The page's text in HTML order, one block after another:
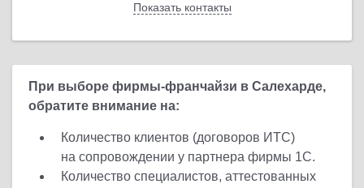
Показать контакты
Назад
При выборе фирмы-франчайзи в Салехарде,
обратите внимание на:
Количество клиентов (договоров ИТС)
на сопровождении у партнера фирмы 1С.
Количество специалистов, аттестованных